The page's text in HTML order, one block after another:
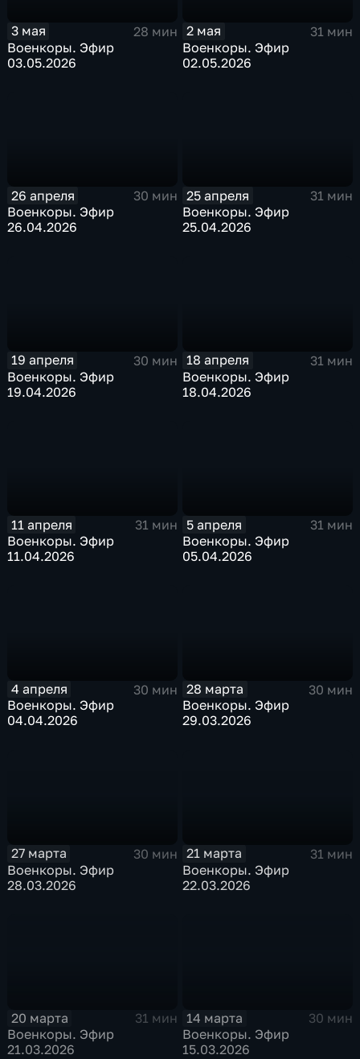
3 мая
28 мин
Военкоры. Эфир
03.05.2026
2 мая
31 мин
Военкоры. Эфир
02.05.2026
26 апреля
30 мин
Военкоры. Эфир
26.04.2026
25 апреля
31 мин
Военкоры. Эфир
25.04.2026
19 апреля
30 мин
Военкоры. Эфир
19.04.2026
18 апреля
31 мин
Военкоры. Эфир
18.04.2026
11 апреля
31 мин
Военкоры. Эфир
11.04.2026
5 апреля
31 мин
Военкоры. Эфир
05.04.2026
4 апреля
30 мин
Военкоры. Эфир
04.04.2026
28 марта
30 мин
Военкоры. Эфир
29.03.2026
27 марта
30 мин
Военкоры. Эфир
28.03.2026
21 марта
31 мин
Военкоры. Эфир
22.03.2026
20 марта
31 мин
Военкоры. Эфир
21.03.2026
14 марта
30 мин
Военкоры. Эфир
15.03.2026